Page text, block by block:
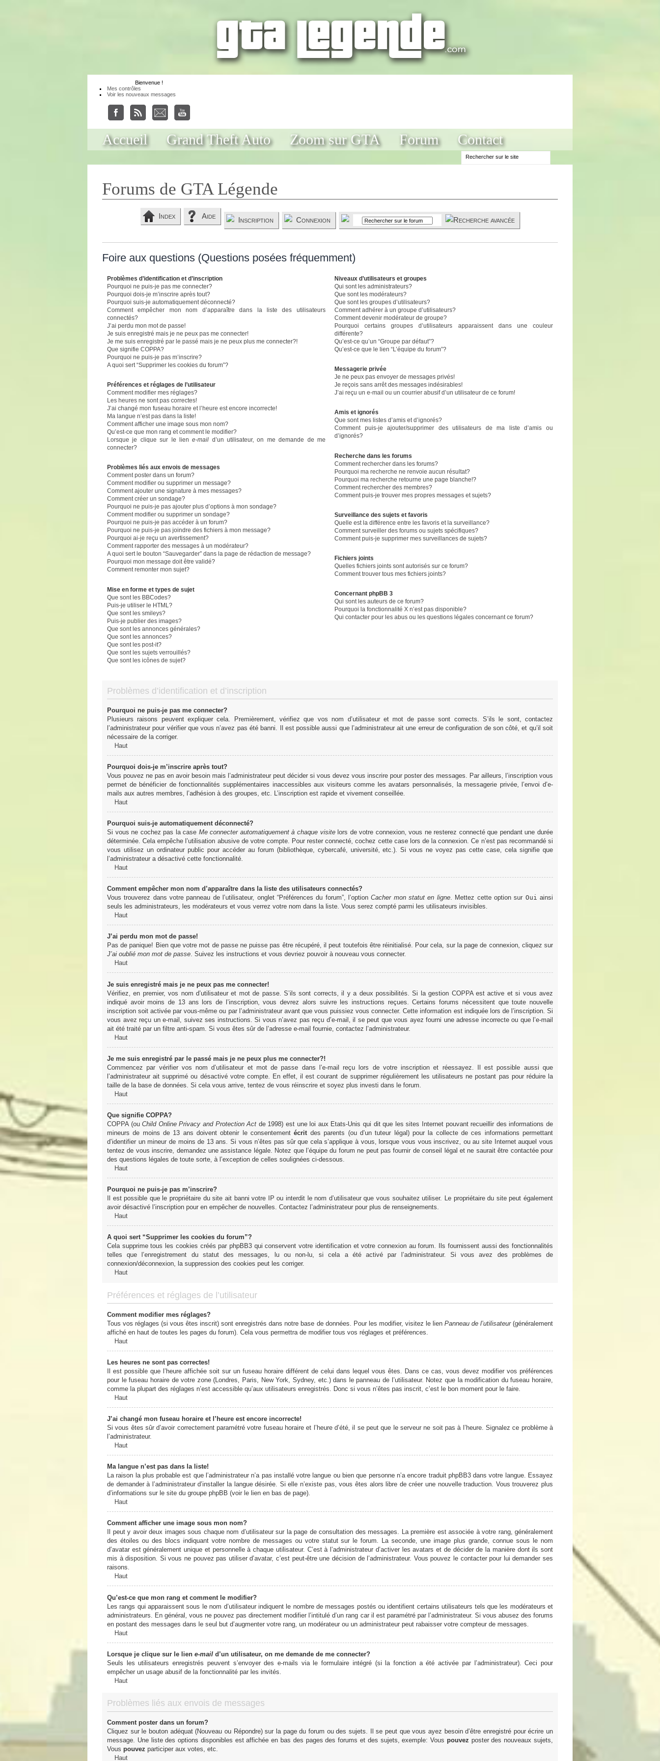
Bienvenue !
Mes contrôles
Voir les nouveaux messages
Accueil Grand Theft Auto Zoom sur GTA Forum Contact
Forums de GTA Légende
Index Aide Inscription Connexion
Foire aux questions (Questions posées fréquemment)
Problèmes d’identification et d’inscription
Pourquoi ne puis-je pas me connecter?
Pourquoi dois-je m’inscrire après tout?
Pourquoi suis-je automatiquement déconnecté?
Comment empêcher mon nom d’apparaître dans la liste des utilisateurs
connectés?
J’ai perdu mon mot de passe!
Je suis enregistré mais je ne peux pas me connecter!
Je me suis enregistré par le passé mais je ne peux plus me connecter?!
Que signifie COPPA?
Pourquoi ne puis-je pas m’inscrire?
A quoi sert “Supprimer les cookies du forum”?
Préférences et réglages de l’utilisateur
Comment modifier mes réglages?
Les heures ne sont pas correctes!
J’ai changé mon fuseau horaire et l’heure est encore incorrecte!
Ma langue n’est pas dans la liste!
Comment afficher une image sous mon nom?
Qu’est-ce que mon rang et comment le modifier?
Lorsque je clique sur le liene-mail d’un utilisateur, on me demande de me
connecter?
Problèmes liés aux envois de messages
Comment poster dans un forum?
Comment modifier ou supprimer un message?
Comment ajouter une signature à mes messages?
Comment créer un sondage?
Pourquoi ne puis-je pas ajouter plus d’options à mon sondage?
Comment modifier ou supprimer un sondage?
Pourquoi ne puis-je pas accéder à un forum?
Pourquoi ne puis-je pas joindre des fichiers à mon message?
Pourquoi ai-je reçu un avertissement?
Comment rapporter des messages à un modérateur?
A quoi sert le bouton “Sauvegarder” dans la page de rédaction de message?
Pourquoi mon message doit être validé?
Comment remonter mon sujet?
Mise en forme et types de sujet
Que sont les BBCodes?
Puis-je utiliser le HTML?
Que sont les smileys?
Puis-je publier des images?
Que sont les annonces générales?
Que sont les annonces?
Que sont les post-it?
Que sont les sujets verrouillés?
Que sont les icônes de sujet?
Niveaux d’utilisateurs et groupes
Qui sont les administrateurs?
Que sont les modérateurs?
Que sont les groupes d’utilisateurs?
Comment adhérer à un groupe d’utilisateurs?
Comment devenir modérateur de groupe?
Pourquoi certains groupes d’utilisateurs apparaissent dans une couleur
différente?
Qu’est-ce qu’un “Groupe par défaut”?
Qu’est-ce que le lien “L’équipe du forum”?
Messagerie privée
Je ne peux pas envoyer de messages privés!
Je reçois sans arrêt des messages indésirables!
J’ai reçu un e-mail ou un courrier abusif d’un utilisateur de ce forum!
Amis et ignorés
Que sont mes listes d’amis et d’ignorés?
Comment puis-je ajouter/supprimer des utilisateurs de ma liste d’amis ou
d’ignorés?
Recherche dans les forums
Comment rechercher dans les forums?
Pourquoi ma recherche ne renvoie aucun résultat?
Pourquoi ma recherche retourne une page blanche!?
Comment rechercher des membres?
Comment puis-je trouver mes propres messages et sujets?
Surveillance des sujets et favoris
Quelle est la différence entre les favoris et la surveillance?
Comment surveiller des forums ou sujets spécifiques?
Comment puis-je supprimer mes surveillances de sujets?
Fichiers joints
Quelles fichiers joints sont autorisés sur ce forum?
Comment trouver tous mes fichiers joints?
Concernant phpBB 3
Qui sont les auteurs de ce forum?
Pourquoi la fonctionnalité X n’est pas disponible?
Qui contacter pour les abus ou les questions légales concernant ce forum?
Problèmes d’identification et d’inscription
Pourquoi ne puis-je pas me connecter?
Plusieurs raisons peuvent expliquer cela. Premièrement, vérifiez que vos nom d’utilisateur et mot de passe sont corrects. S’ils le sont, contactez
l’administrateur pour vérifier que vous n’avez pas été banni. Il est possible aussi que l’administrateur ait une erreur de configuration de son côté, et qu’il soit
nécessaire de la corriger.
Haut
Pourquoi dois-je m’inscrire après tout?
Vous pouvez ne pas en avoir besoin mais l’administrateur peut décider si vous devez vous inscrire pour poster des messages. Par ailleurs, l’inscription vous
permet de bénéficier de fonctionnalités supplémentaires inaccessibles aux visiteurs comme les avatars personnalisés, la messagerie privée, l’envoi d’e-
mails aux autres membres, l’adhésion à des groupes, etc. L’inscription est rapide et vivement conseillée.
Haut
Pourquoi suis-je automatiquement déconnecté?
Si vous ne cochez pas la case Me connecter automatiquement à chaque visitelors de votre connexion, vous ne resterez connecté que pendant une durée
déterminée. Cela empêche l’utilisation abusive de votre compte. Pour rester connecté, cochez cette case lors de la connexion. Ce n’est pas recommandé si
vous utilisez un ordinateur public pour accéder au forum (bibliothèque, cybercafé, université, etc.). Si vous ne voyez pas cette case, cela signifie que
l’administrateur a désactivé cette fonctionnalité.
Haut
Comment empêcher mon nom d’apparaître dans la liste des utilisateurs connectés?
Vous trouverez dans votre panneau de l’utilisateur, onglet “Préférences du forum”, l’optionCacher mon statut en ligne. Mettez cette option sur Oui ainsi
seuls les administrateurs, les modérateurs et vous verrez votre nom dans la liste. Vous serez compté parmi les utilisateurs invisibles.
Haut
J’ai perdu mon mot de passe!
Pas de panique! Bien que votre mot de passe ne puisse pas être récupéré, il peut toutefois être réinitialisé. Pour cela, sur la page de connexion, cliquez sur
J’ai oublié mon mot de passe. Suivez les instructions et vous devriez pouvoir à nouveau vous connecter.
Haut
Je suis enregistré mais je ne peux pas me connecter!
Vérifiez, en premier, vos nom d’utilisateur et mot de passe. S’ils sont corrects, il y a deux possibilités. Si la gestion COPPA est active et si vous avez
indiqué avoir moins de 13 ans lors de l’inscription, vous devrez alors suivre les instructions reçues. Certains forums nécessitent que toute nouvelle
inscription soit activée par vous-même ou par l’administrateur avant que vous puissiez vous connecter. Cette information est indiquée lors de l’inscription. Si
vous avez reçu un e-mail, suivez ses instructions. Si vous n’avez pas reçu d’e-mail, il se peut que vous ayez fourni une adresse incorrecte ou que l’e-mail
ait été traité par un filtre anti-spam. Si vous êtes sûr de l’adresse e-mail fournie, contactez l’administrateur.
Haut
Je me suis enregistré par le passé mais je ne peux plus me connecter?!
Commencez par vérifier vos nom d’utilisateur et mot de passe dans l’e-mail reçu lors de votre inscription et réessayez. Il est possible aussi que
l’administrateur ait supprimé ou désactivé votre compte. En effet, il est courant de supprimer régulièrement les utilisateurs ne postant pas pour réduire la
taille de la base de données. Si cela vous arrive, tentez de vous réinscrire et soyez plus investi dans le forum.
Haut
Que signifie COPPA?
COPPA (ouChild Online Privacy and Protection Act de 1998) est une loi aux Etats-Unis qui dit que les sites Internet pouvant recueillir des informations de
mineurs de moins de 13 ans doivent obtenir le consentementécrit des parents (ou d’un tuteur légal) pour la collecte de ces informations permettant
d’identifier un mineur de moins de 13 ans. Si vous n’êtes pas sûr que cela s’applique à vous, lorsque vous vous inscrivez, ou au site Internet auquel vous
tentez de vous inscrire, demandez une assistance légale. Notez que l’équipe du forum ne peut pas fournir de conseil légal et ne saurait être contactée pour
des questions légales de toute sorte, à l’exception de celles soulignées ci-dessous.
Haut
Pourquoi ne puis-je pas m’inscrire?
Il est possible que le propriétaire du site ait banni votre IP ou interdit le nom d’utilisateur que vous souhaitez utiliser. Le propriétaire du site peut également
avoir désactivé l’inscription pour en empêcher de nouvelles. Contactez l’administrateur pour plus de renseignements.
Haut
A quoi sert “Supprimer les cookies du forum”?
Cela supprime tous les cookies créés par phpBB3 qui conservent votre identification et votre connexion au forum. Ils fournissent aussi des fonctionnalités
telles que l’enregistrement du statut des messages, lu ou non-lu, si cela a été activé par l’administrateur. Si vous avez des problèmes de
connexion/déconnexion, la suppression des cookies peut les corriger.
Haut
Préférences et réglages de l’utilisateur
Comment modifier mes réglages?
Tous vos réglages (si vous êtes inscrit) sont enregistrés dans notre base de données. Pour les modifier, visitez le lien Panneau de l’utilisateur(généralement
affiché en haut de toutes les pages du forum). Cela vous permettra de modifier tous vos réglages et préférences.
Haut
Les heures ne sont pas correctes!
Il est possible que l’heure affichée soit sur un fuseau horaire différent de celui dans lequel vous êtes. Dans ce cas, vous devez modifier vos préférences
pour le fuseau horaire de votre zone (Londres, Paris, New York, Sydney, etc.) dans le panneau de l’utilisateur. Notez que la modification du fuseau horaire,
comme la plupart des réglages n’est accessible qu’aux utilisateurs enregistrés. Donc si vous n’êtes pas inscrit, c’est le bon moment pour le faire.
Haut
J’ai changé mon fuseau horaire et l’heure est encore incorrecte!
Si vous êtes sûr d’avoir correctement paramétré votre fuseau horaire et l’heure d’été, il se peut que le serveur ne soit pas à l’heure. Signalez ce problème à
l’administrateur.
Haut
Ma langue n’est pas dans la liste!
La raison la plus probable est que l’administrateur n’a pas installé votre langue ou bien que personne n’a encore traduit phpBB3 dans votre langue. Essayez
de demander à l’administrateur d’installer la langue désirée. Si elle n’existe pas, vous êtes alors libre de créer une nouvelle traduction. Vous trouverez plus
d’informations sur le site du groupe phpBB (voir le lien en bas de page).
Haut
Comment afficher une image sous mon nom?
Il peut y avoir deux images sous chaque nom d’utilisateur sur la page de consultation des messages. La première est associée à votre rang, généralement
des étoiles ou des blocs indiquant votre nombre de messages ou votre statut sur le forum. La seconde, une image plus grande, connue sous le nom
d’avatar est généralement unique et personnelle à chaque utilisateur. C’est à l’administrateur d’activer les avatars et de décider de la manière dont ils sont
mis à disposition. Si vous ne pouvez pas utiliser d’avatar, c’est peut-être une décision de l’administrateur. Vous pouvez le contacter pour lui demander ses
raisons.
Haut
Qu’est-ce que mon rang et comment le modifier?
Les rangs qui apparaissent sous le nom d’utilisateur indiquent le nombre de messages postés ou identifient certains utilisateurs tels que les modérateurs et
administrateurs. En général, vous ne pouvez pas directement modifier l’intitulé d’un rang car il est paramétré par l’administrateur. Si vous abusez des forums
en postant des messages dans le seul but d’augmenter votre rang, un modérateur ou un administrateur peut rabaisser votre compteur de messages.
Haut
Lorsque je clique sur le lien e-mail d’un utilisateur, on me demande de me connecter?
Seuls les utilisateurs enregistrés peuvent s’envoyer des e-mails via le formulaire intégré (si la fonction a été activée par l’administrateur). Ceci pour
empêcher un usage abusif de la fonctionnalité par les invités.
Haut
Problèmes liés aux envois de messages
Comment poster dans un forum?
Cliquez sur le bouton adéquat (Nouveau ou Répondre) sur la page du forum ou des sujets. Il se peut que vous ayez besoin d’être enregistré pour écrire un
message. Une liste des options disponibles est affichée en bas des pages des forums et des sujets, exemple: Vous pouvez poster des nouveaux sujets,
Vous pouvez participer aux votes, etc.
Haut